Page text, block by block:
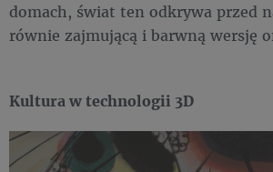
domach, świat ten odkrywa przed
równie zajmującą i barwną wersję
Kultura w technologii 3D